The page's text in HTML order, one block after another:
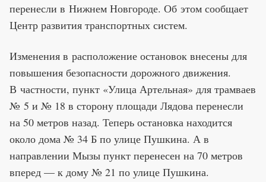
перенесли в Нижнем Новгороде. Об этом сообщает
Центр развития транспортных систем.
Изменения в расположение остановок внесены для
повышения безопасности дорожного движения.
В частности, пункт «Улица Артельная» для трамваев
№ 5 и № 18 в сторону площади Лядова перенесли
на 50 метров назад. Теперь остановка находится
около дома № 34 Б по улице Пушкина. А в
направлении Мызы пункт перенесен на 70 метров
вперед — к дому № 21 по улице Пушкина.